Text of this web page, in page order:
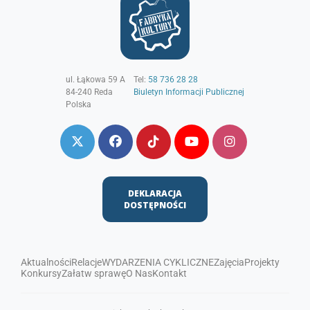
ul. Łąkowa 59 A
84-240 Reda
Polska
Tel: 58 736 28 28
Biuletyn Informacji Publicznej
DEKLARACJA
DOSTĘPNOŚCI
AktualnościRelacjeWYDARZENIA CYKLICZNEZajęciaProjekty
KonkursyZałatw sprawęO NasKontakt